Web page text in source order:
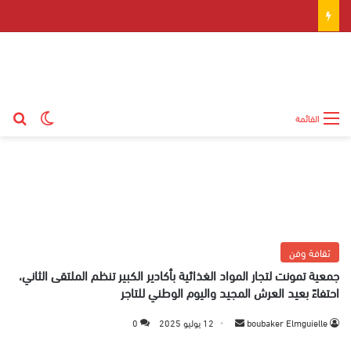
القائمة
ثقافة وفن
جمعية تمونت لتجار المواد الغذائية بأكادير الكبير تنظم الملتقى الثاني،
احتفاءً بعيد العرش المجيد واليوم الوطني للتاجر
boubaker Elmguielle 12 يوليو 2025 0